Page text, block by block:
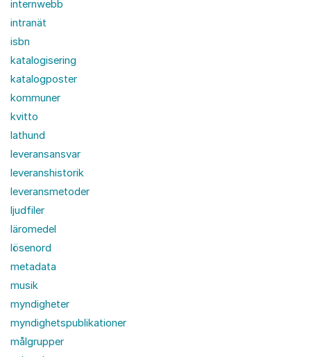
internwebb
intranät
isbn
katalogisering
katalogposter
kommuner
kvitto
lathund
leveransansvar
leveranshistorik
leveransmetoder
ljudfiler
läromedel
lösenord
metadata
musik
myndigheter
myndighetspublikationer
målgrupper